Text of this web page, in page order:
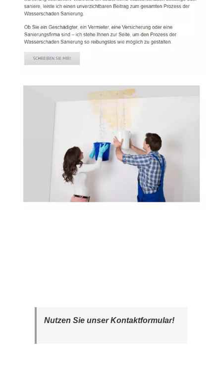
Nutzen Sie unser Kontaktformular!